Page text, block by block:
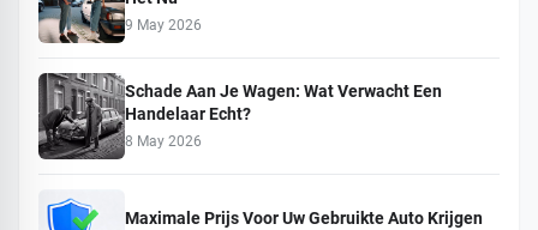
9 May 2026
Schade Aan Je Wagen: Wat Verwacht Een
Handelaar Echt?
8 May 2026
Maximale Prijs Voor Uw Gebruikte Auto Krijgen